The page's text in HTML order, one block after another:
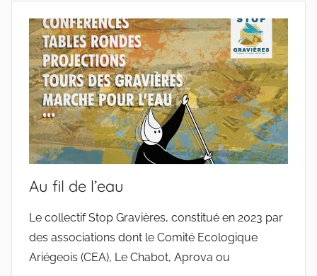
Au fil de l’eau
Le collectif Stop Gravières, constitué en 2023 par
des associations dont le Comité Ecologique
Ariégeois (CEA), Le Chabot, Aprova ou